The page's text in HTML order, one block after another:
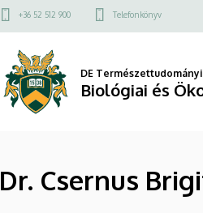
Felső
menü
+36 52 512 900 Telefonkönyv
DE
Biológiai és
Dr. Csernus